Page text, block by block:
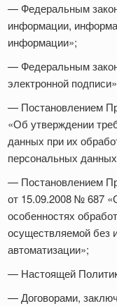
— Федеральным
информации,
информации»;
— Федеральным
электронной
— Постановлением
«Об утверждении
данных при их
персональных
— Постановлением
от 15.09.2008 № 687
особенностях
осуществляемой без
автоматизации»;
— Настоящей
— Договорами,